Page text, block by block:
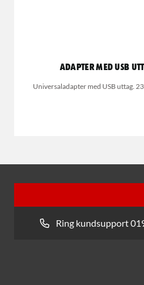
ADAPTER MED USB
Universaladapter med USB uttag.
Ring kundsupport